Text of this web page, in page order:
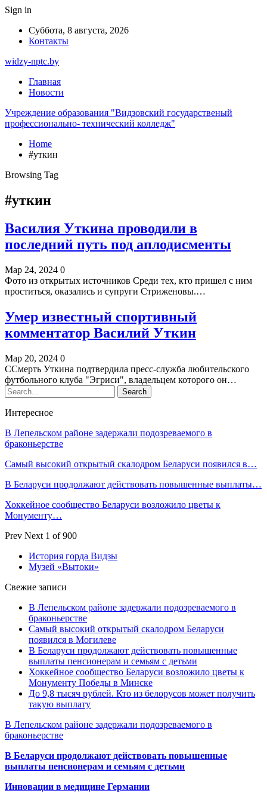
Sign in
Суббота, 8 августа, 2026
Контакты
widzy-nptc.by
Главная
Новости
Учреждение образования "Видзовский государственый
профессионально- технический колледж"
Home
#уткин
Browsing Tag
#уткин
Василия Уткина проводили в
последний путь под аплодисменты
Мар 24, 2024 0
Фото из открытых источников Среди тех, кто пришел с ним
проститься, оказались и супруги Стриженовы.…
Умер известный спортивный
комментатор Василий Уткин
Мар 20, 2024 0
ССмерть Уткина подтвердила пресс-служба любительского
футбольного клуба "Эгриси", владельцем которого он…
Интересное
В Лепельском районе задержали подозреваемого в
браконьерстве
Самый высокий открытый скалодром Беларуси появился в…
В Беларуси продолжают действовать повышенные выплаты…
Хоккейное сообщество Беларуси возложило цветы к
Монументу…
Prev Next 1 of 900
История горда Видзы
Музей «Вытоки»
Свежие записи
В Лепельском районе задержали подозреваемого в
браконьерстве
Самый высокий открытый скалодром Беларуси
появился в Могилеве
В Беларуси продолжают действовать повышенные
выплаты пенсионерам и семьям с детьми
Хоккейное сообщество Беларуси возложило цветы к
Монументу Победы в Минске
До 9,8 тысяч рублей. Кто из белорусов может получить
такую выплату
В Лепельском районе задержали подозреваемого в
браконьерстве
В Беларуси продолжают действовать повышенные
выплаты пенсионерам и семьям с детьми
Инновации в медицине Германии